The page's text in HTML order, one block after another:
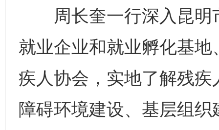
周长奎一行深入昆明
就业企业和就业孵化基
疾人协会，实地了解残
障碍环境建设、基层组